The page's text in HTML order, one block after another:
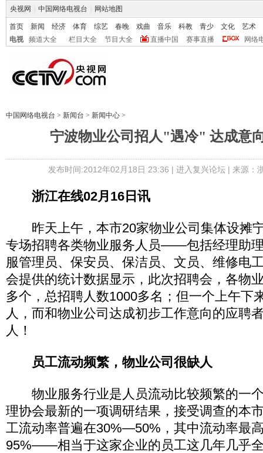
央视网 中国网络电视台 网站地图
首页 新闻 经济 体育 综艺 春晚 戏曲 音乐 科教 青少 文化
艺术
电视
频道大全 栏目大全 节目大全 直播中国 赛事直播 网络
中国网络电视台 > 新闻台 > 新闻中心 >
宁波物业公司招人"遇冷" 达成意
发布时间:2012年02月18日 23:36 | 进入复兴论坛| 来源：
浙江在线02月16日讯
昨天上午，本市20家物业公司集体设摊
专场招聘各类物业服务人员――包括经理助
服管理员、保安员、保洁员、文员、维修电
会提供的统计数据显示，此次招聘会，各物
多个，总招聘人数1000多名；但一个上午下
人，而和物业公司达成初步工作意向的应聘
人！
员工流动频繁，物业公司很缺人
物业服务行业是人员流动比较频繁的一
理协会最新的一项调研结果，接受调查的本
工流动率普遍在30%―50%，其中流动率最
95%――相当于这家企业的员工这几年几乎